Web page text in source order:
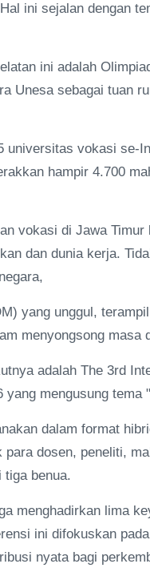
ini sejalan dengan
ini adalah
Unesa sebagai tuan
universitas vokasi se-
hampir 4.700
vokasi di Jawa
dan dunia kerja.
yang unggul,
menyongsong masa
adalah The 3rd
mengusung
dalam format
dosen, peneliti,
tiga benua.
menghadirkan lima
ini difokuskan
nyata bagi